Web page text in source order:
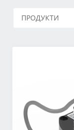
ПРОДУКТИ